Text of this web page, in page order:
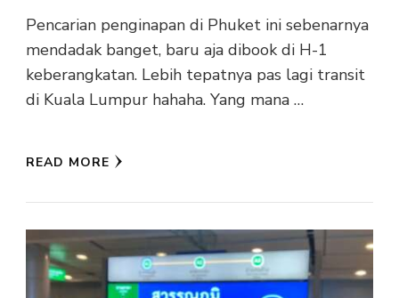
Pencarian penginapan di Phuket ini sebenarnya
mendadak banget, baru aja dibook di H-1
keberangkatan. Lebih tepatnya pas lagi transit
di Kuala Lumpur hahaha. Yang mana …
READ MORE